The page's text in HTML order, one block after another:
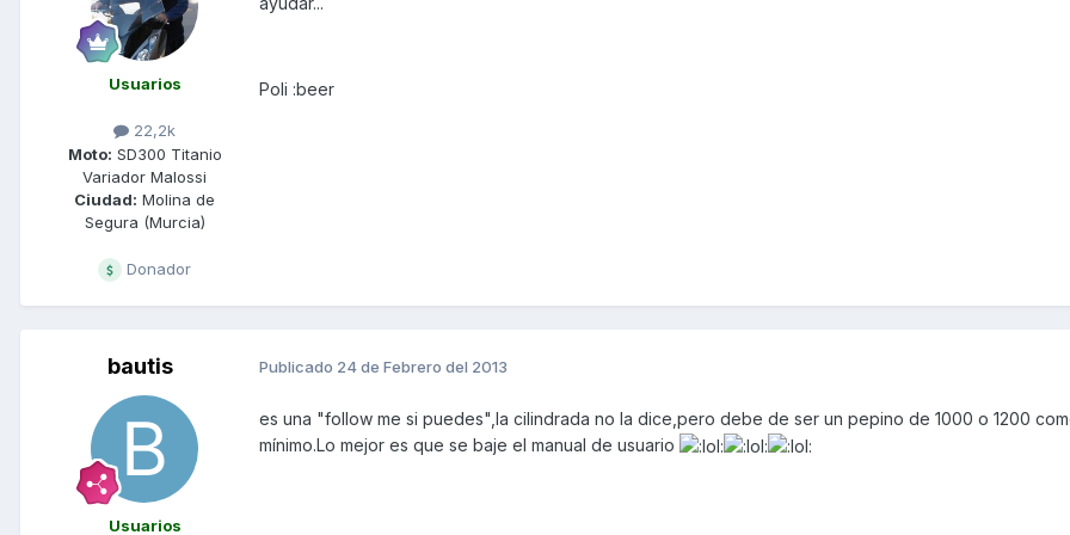
Usuarios
22,2k
Moto: SD300 Titanio
Variador Malossi
Ciudad: Molina de
Segura (Murcia)
Donador
Poli :beer
bautis
Usuarios
Publicado 24 de Febrero del 2013
es una "follow me si puedes",la cilindrada no la dice,pero debe de ser un pepino de 1000 o 1200
mínimo.Lo mejor es que se baje el manual de usuario